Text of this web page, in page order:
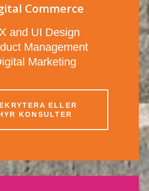
Commerce
and UI Design
Management
Marketing
ELLER
KONSULTER